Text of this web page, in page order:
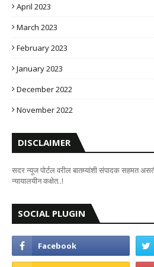
April 2023
March 2023
February 2023
January 2023
December 2022
November 2022
DISCLAIMER
सदर न्यूज पोर्टल वरील बातम्यांशी संपादक सहमत
न्यायालयीन कक्षेत..!
SOCIAL PLUGIN